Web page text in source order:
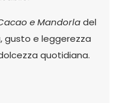
e Mandorladel
gusto e leggerezza
quotidiana.